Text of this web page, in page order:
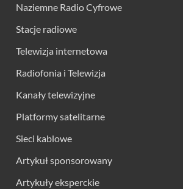
Naziemne Radio Cyfrowe
Stacje radiowe
Telewizja internetowa
Radiofonia i Telewizja
Kanały telewizyjne
Platformy satelitarne
Sieci kablowe
Artykuł sponsorowany
Artykuły eksperckie